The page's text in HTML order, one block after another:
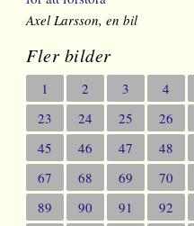
Axel Larsson, en bil
Fler bilder
1 2 3 4
23
24 25 26
45
46 47 48
67
68 69 70
89
90 91 92